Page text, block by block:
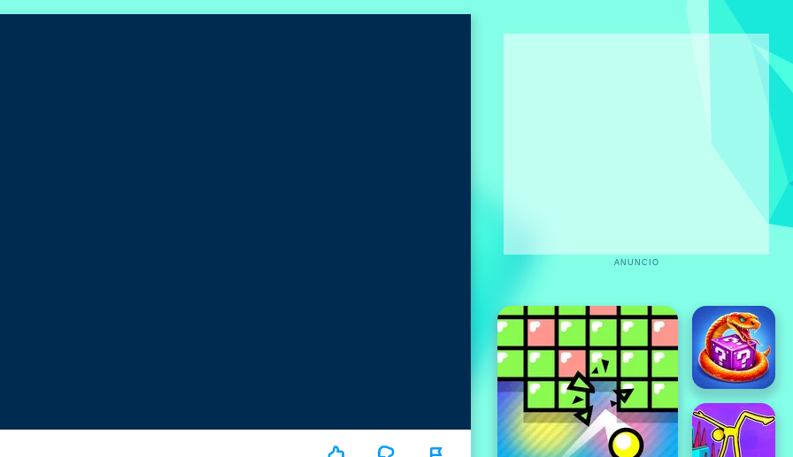
ANUNCIO